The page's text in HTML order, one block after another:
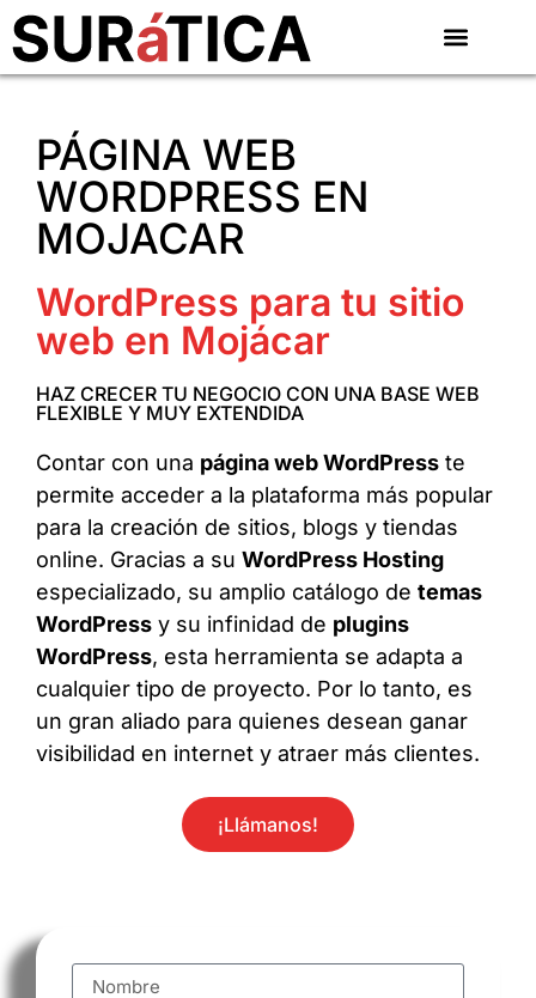
PÁGINA WEB
WORDPRESS EN
MOJACAR
WordPress para tu sitio
web en Mojácar
HAZ CRECER TU NEGOCIO CON UNA BASE WEB
FLEXIBLE Y MUY EXTENDIDA
Contar con una página web WordPress te
permite acceder a la plataforma más popular
para la creación de sitios, blogs y tiendas
online. Gracias a su WordPress Hosting
especializado, su amplio catálogo de temas
WordPress y su infinidad de plugins
WordPress, esta herramienta se adapta a
cualquier tipo de proyecto. Por lo tanto, es
un gran aliado para quienes desean ganar
visibilidad en internet y atraer más clientes.
¡Llámanos!